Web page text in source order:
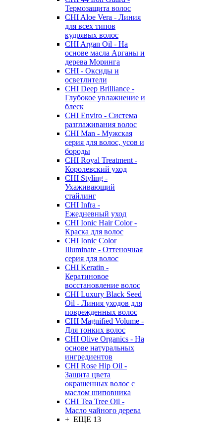
Термозащита волос
CHI Aloe Vera - Линия
для всех типов
кудрявых волос
CHI Argan Oil - На
основе масла Арганы и
дерева Моринга
CHI - Оксиды и
осветлители
CHI Deep Brilliance -
Глубокое увлажнение и
блеск
CHI Enviro - Система
разглаживания волос
CHI Man - Мужская
серия для волос, усов и
бороды
CHI Royal Treatment -
Королевский уход
CHI Styling -
Ухаживающий
стайлинг
CHI Infra -
Ежедневный уход
CHI Ionic Hair Color -
Краска для волос
CHI Ionic Color
Illuminate - Оттеночная
серия для волос
CHI Keratin -
Кератиновое
восстановление волос
CHI Luxury Black Seed
Oil - Линия уходов для
поврежденных волос
CHI Magnified Volume -
Для тонких волос
CHI Olive Organics - На
основе натуральных
ингредиентов
CHI Rose Hip Oil -
Защита цвета
окрашенных волос с
маслом шиповника
CHI Tea Tree Oil -
Масло чайного дерева
+ ЕЩЕ 13